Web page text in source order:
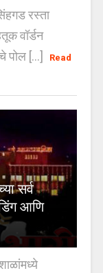
रस्ता
वॉर्डन
पोल [...]
Read
सर्व
आणि